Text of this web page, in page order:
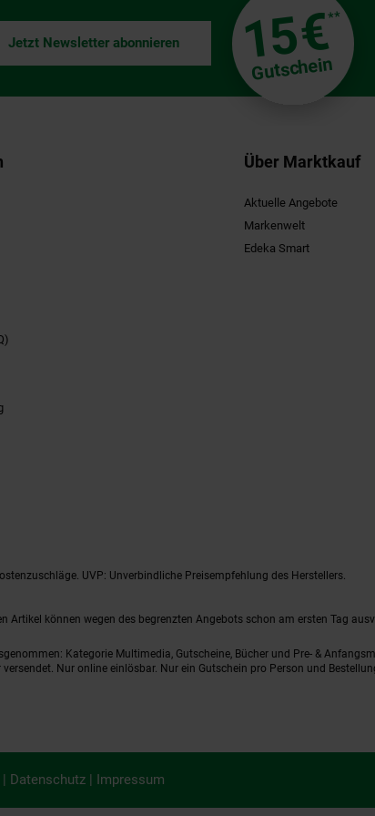
15€**
Gutschein
Jetzt Newsletter abonnieren
Über Marktkauf
Aktuelle Angebote
Markenwelt
Edeka Smart
UVP: Unverbindliche Preisempfehlung des Herstellers.
können wegen des begrenzten Angebots schon am ersten Tag
Kategorie Multimedia, Gutscheine, Bücher und Pre- &
Nur online einlösbar. Nur ein Gutschein pro Person und
| Datenschutz | Impressum